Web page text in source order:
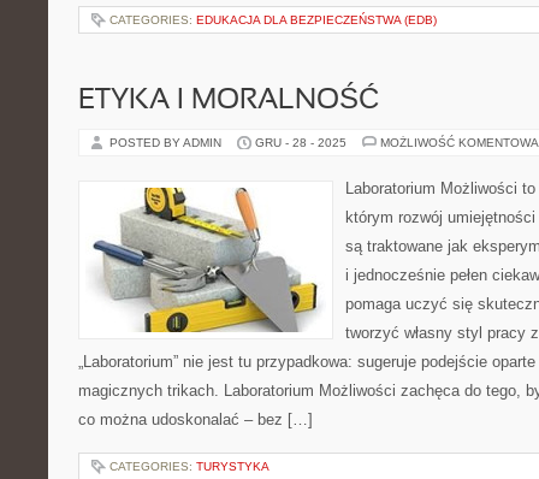
CATEGORIES: EDUKACJA DLA BEZPIECZEŃSTWA (EDB)
ETYKA I MORALNOŚĆ
POSTED BY ADMIN GRU - 28 - 2025 MOŻLIWOŚĆ
Laboratorium Możliwości
którym rozwój
są traktowane jak
i jednocześnie pełen
pomaga uczyć się
tworzyć własny styl pracy
„Laboratorium” nie jest tu przypadkowa: sugeruje podejście
magicznych trikach. Laboratorium Możliwości zachęca do tego,
co można udoskonalać – bez […]
CATEGORIES: TURYSTYKA